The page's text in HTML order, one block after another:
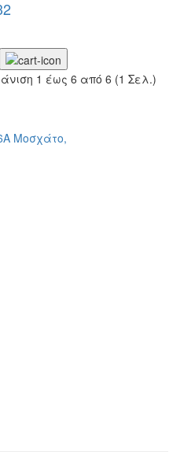
1 έως 6 από 6 (1 Σελ.)
Μοσχάτο,